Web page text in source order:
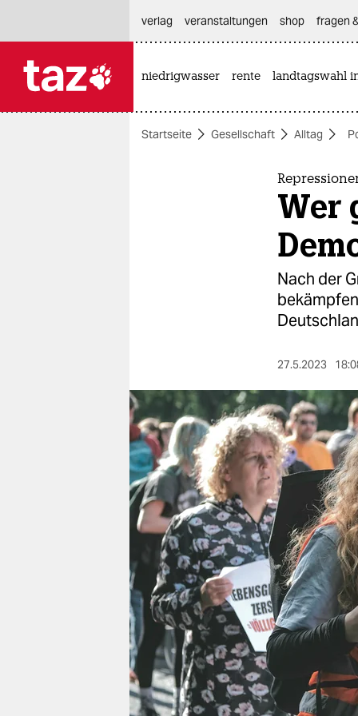
themen
nord
wahrheit
verlag
verlag
veranstaltungen
shop
fragen & hilfe
unterstützen
abo
genossenschaft
verlag
veranstaltungen shop fragen
niedrigwasser rente landtagswahl
Startseite Gesellschaft Alltag
Wer
Nach der
27.5.2023